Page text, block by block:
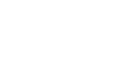
và tháo rời các phụ kiện
kiệm thời gian lắp đặt.
khỏi tắc nghẽn do tạp